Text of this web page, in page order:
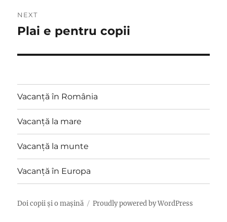
NEXT
Next
Plai e pentru copii
Vacanță în România
Vacanță la mare
Vacanță la munte
Vacanță în Europa
Doi copii și o mașină Proudly powered by WordPress